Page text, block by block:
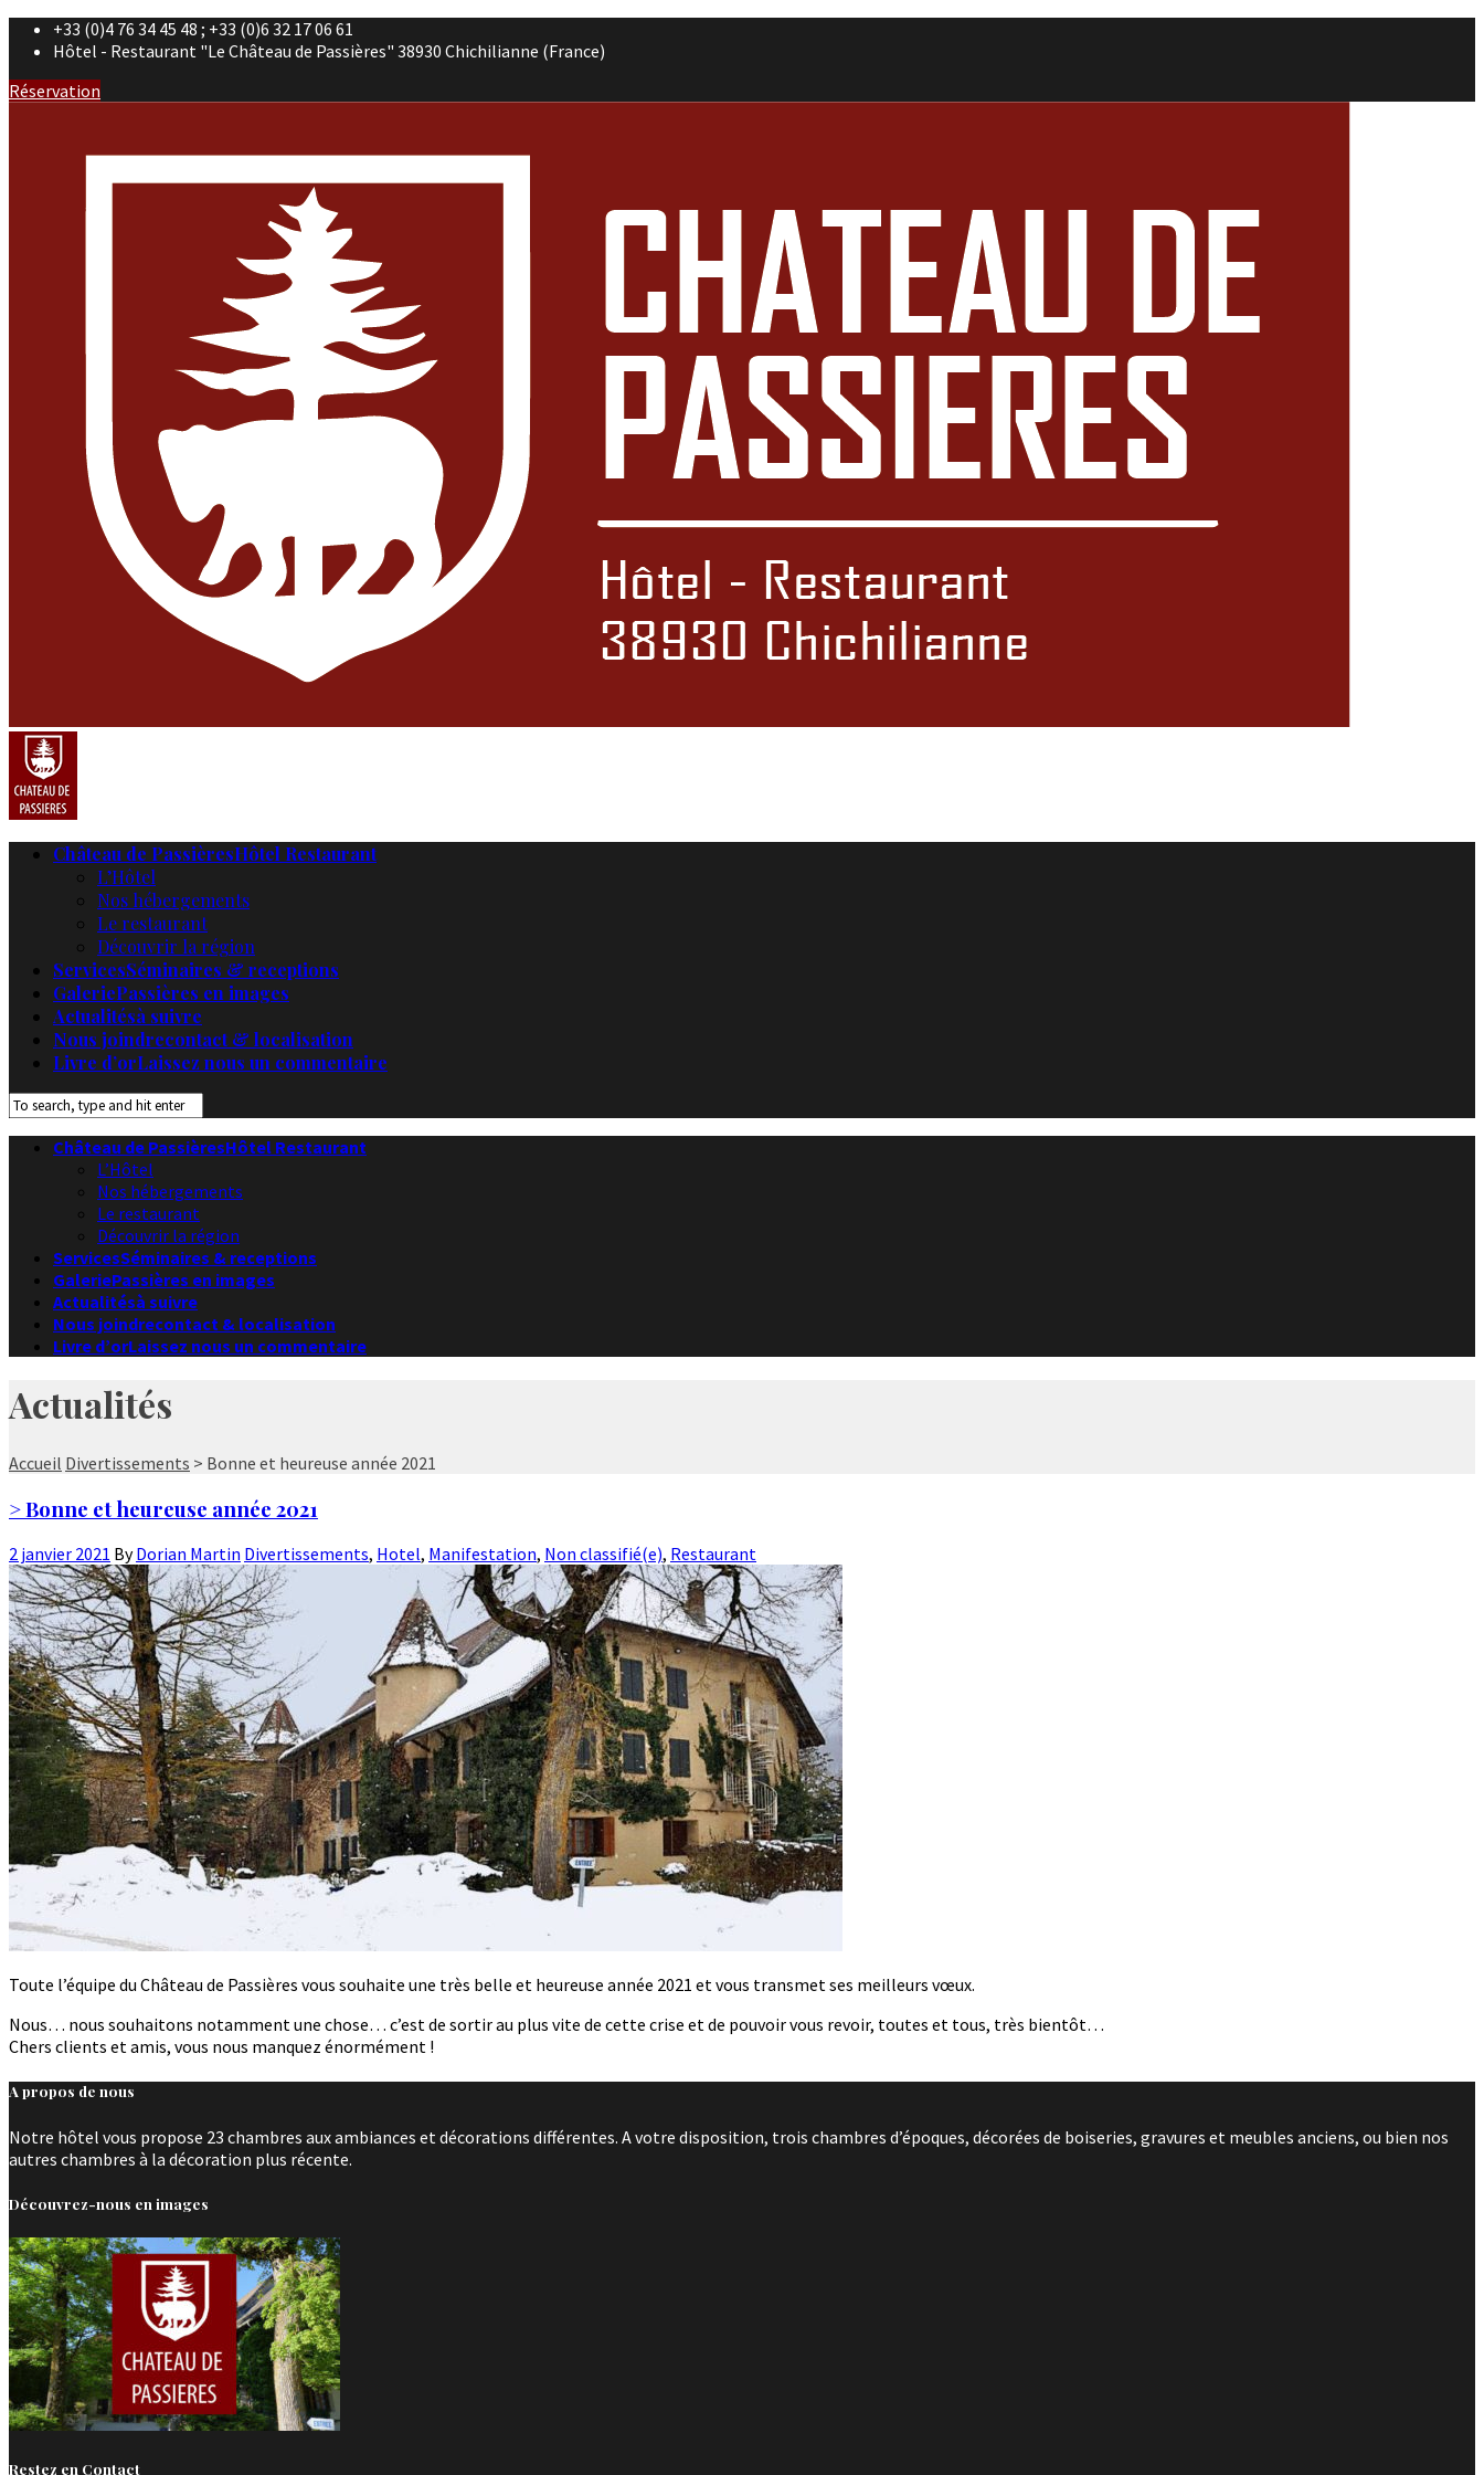
+33 (0)4 76 34 45 48 ; +33 (0)6 32 17 06 61
Hôtel - Restaurant "Le Château de Passières" 38930 Chichilianne (France)
Réservation
Château de PassièresHôtel Restaurant
L’Hôtel
Nos hébergements
Le restaurant
Découvrir la région
ServicesSéminaires & receptions
GaleriePassières en images
Actualitésà suivre
Nous joindrecontact & localisation
Livre d’orLaissez nous un commentaire
Château de PassièresHôtel Restaurant
L’Hôtel
Nos hébergements
Le restaurant
Découvrir la région
ServicesSéminaires & receptions
GaleriePassières en images
Actualitésà suivre
Nous joindrecontact & localisation
Livre d’orLaissez nous un commentaire
Actualités
Accueil Divertissements > Bonne et heureuse année 2021
> Bonne et heureuse année 2021
2 janvier 2021 ByDorian Martin Divertissements, Hotel, Manifestation, Non classifié(e), Restaurant
Toute l’équipe du Château de Passières vous souhaite une très belle et heureuse année 2021 et vous transmet ses meilleurs vœux.
Nous… nous souhaitons notamment une chose… c’est de sortir au plus vite de cette crise et de pouvoir vous revoir, toutes et tous, très bientôt…
Chers clients et amis, vous nous manquez énormément !
A propos de nous
Notre hôtel vous propose 23 chambres aux ambiances et décorations différentes. A votre disposition, trois chambres d’époques, décorées de boiseries, gravures et meubles anciens, ou bien nos
autres chambres à la décoration plus récente.
Découvrez-nous en images
Restez en Contact